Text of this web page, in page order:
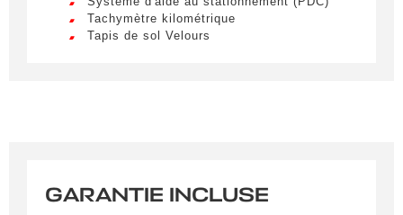
M.
LIVRAISON PARTOUT EN
Lorem ipsum dolor sit amet, consectetur
adipiscing elit. Ut a elit sed nisl pulvinar
Tachymètre kilométrique
Tapis de sol Velours
GARANTIE INCLUSE